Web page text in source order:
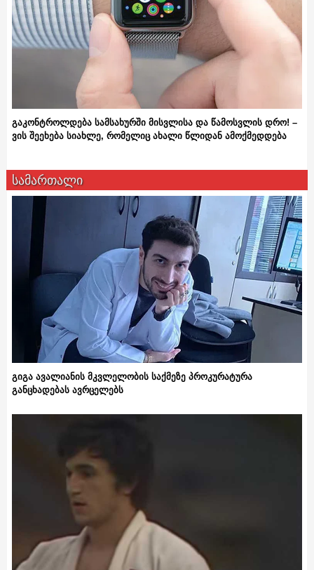
გაკონტროლდება სამსახურში მისვლისა და წამოსვლის დრო! –
ვის შეეხება სიახლე, რომელიც ახალი წლიდან ამოქმედდება
სამართალი
გიგა ავალიანის მკვლელობის საქმეზე პროკურატურა
განცხადებას ავრცელებს